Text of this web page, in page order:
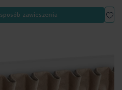
zawieszenia